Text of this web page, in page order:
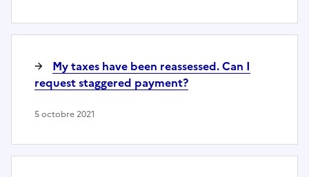
My taxes have been reassessed. Can I
request staggered payment?
5 octobre 2021